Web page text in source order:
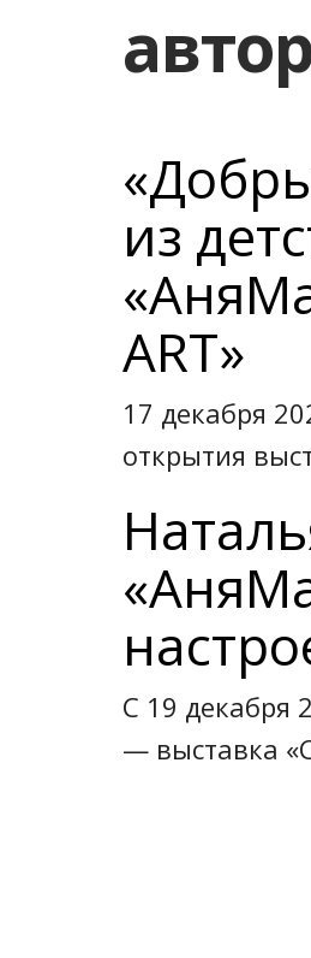
из
ART»
17 декабря
открытия
С 19 декабря
— выставка